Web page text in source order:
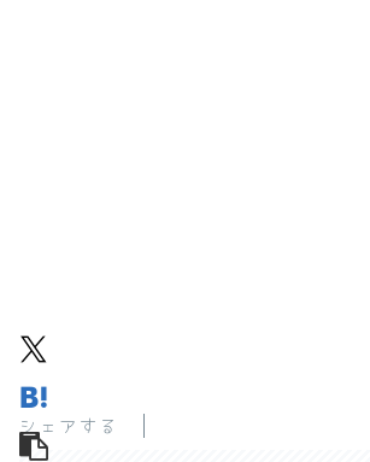
シェアする